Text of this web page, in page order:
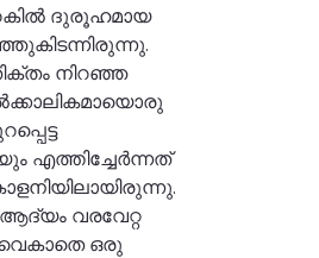
ദുരൂഹമായ
നിറഞ്ഞ
എത്തിച്ചേർന്നത്
വരവേറ്റ
ഒരു